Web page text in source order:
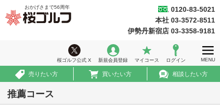
ホーム
ウィークリー情報
ゴルフ会員権情報
おかげさまで56 周年
桜ゴルフ公式 X 新規会員登録 マイコース ログイン MENU
0120-83-5021
本社 03-3572-8511
伊勢丹新宿店 03-3358-9181
売りたい方 買いたい方 相談したい方
推薦コース